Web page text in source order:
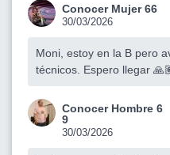
Conocer Mujer 66
30/03/2026
Moni, estoy en la B pero
técnicos. Espero llegar
Conocer Hombre 6
9
30/03/2026